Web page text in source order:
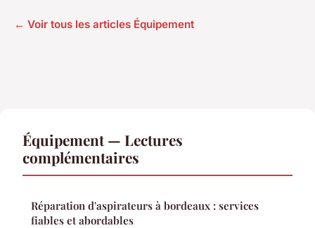
← Voir tous les articles Équipement
Équipement — Lectures
complémentaires
Réparation d'aspirateurs à bordeaux : services
fiables et abordables